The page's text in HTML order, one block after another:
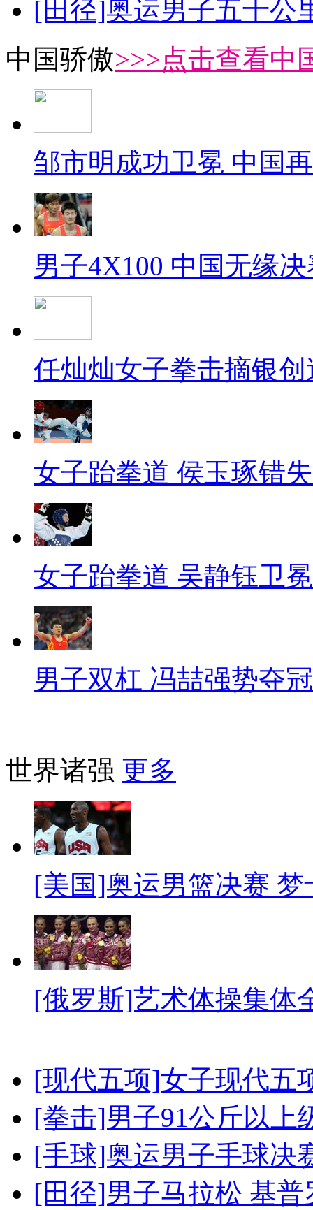
[田径]奥运男子五十公
中国骄傲>>>点击查看中
邹市明成功卫冕 中国
男子4X100 中国无缘
任灿灿女子拳击摘银
女子跆拳道 侯玉琢错
女子跆拳道 吴静钰卫冕
男子双杠 冯喆强势夺冠
世界诸强 更多
[美国]奥运男篮决赛
[俄罗斯]艺术体操集体
[现代五项]女子现代五
[拳击]男子91公斤以上
[手球]奥运男子手球决
[田径]男子马拉松 基